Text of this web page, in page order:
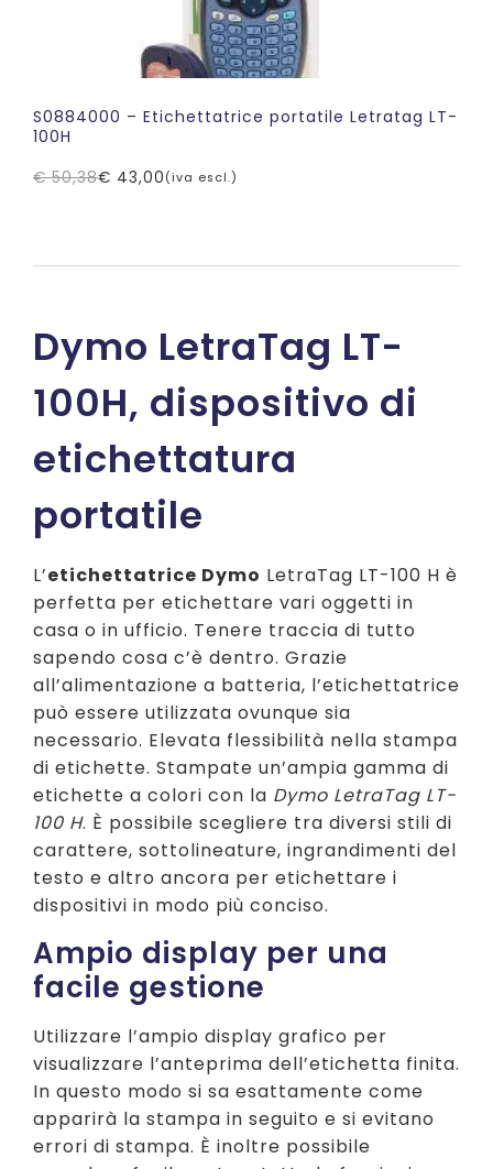
S0884000 – Etichettatrice portatile Letratag LT-
100H
€50,38
Il
€ 43,00
Il
(iva escl.)
Dymo LetraTag LT-
100H, dispositivo di
etichettatura
portatile
L’etichettatrice Dymo LetraTag LT-100 H è
perfetta per etichettare vari oggetti in
casa o in ufficio. Tenere traccia di tutto
sapendo cosa c’è dentro. Grazie
all’alimentazione a batteria, l’etichettatrice
può essere utilizzata ovunque sia
necessario. Elevata flessibilità nella stampa
di etichette. Stampate un’ampia gamma di
etichette a colori con la Dymo LetraTag LT-
100 H. È possibile scegliere tra diversi stili di
carattere, sottolineature, ingrandimenti del
testo e altro ancora per etichettare i
dispositivi in modo più conciso.
Ampio display per una
facile gestione
Utilizzare l’ampio display grafico per
visualizzare l’anteprima dell’etichetta finita.
In questo modo si sa esattamente come
apparirà la stampa in seguito e si evitano
errori di stampa. È inoltre possibile